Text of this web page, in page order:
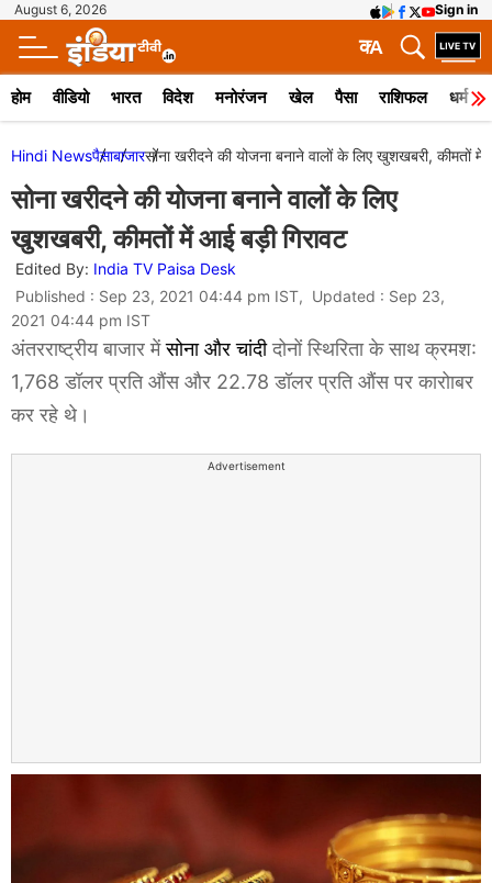
August 6, 2026 Sign in
A
क
होम वीडियो भारत विदेश मनोरंजन खेल पैसा राशिफल धर्म
Hindi Newsपैसाबाजारसोना खरीदने की योजना बनाने वालों के लिए खुशखबरी, कीमतों में
सोना खरीदने की योजना बनाने वालों के लिए
खुशखबरी, कीमतों में आई बड़ी गिरावट
Edited By: India TV Paisa Desk
Published : Sep 23, 2021 04:44 pm IST, Updated : Sep 23,
2021 04:44 pm IST
अंतरराष्ट्रीय बाजार मेंसोना और चांदीदोनों स्थिरिता के साथ क्रमश:
1,768 डॉलर प्रति औंस और 22.78 डॉलर प्रति औंस पर कारोाबर
कर रहे थे।
Advertisement